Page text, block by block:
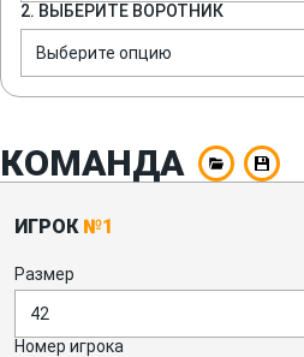
2. ВЫБЕРИТЕ ВОРОТНИК
Выберите опцию
КОМАНДА
ИГРОК №1
Размер
42
Номер игрока